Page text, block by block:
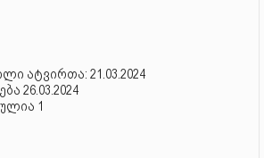
ატვირთა: 21.03.2024
26.03.2024
1